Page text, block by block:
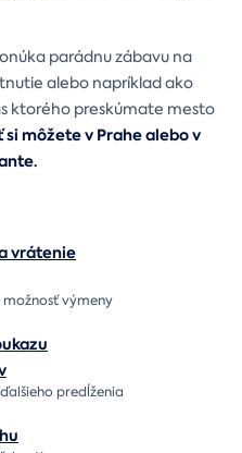
parádnu zábavu na
alebo napríklad ako
ktorého preskúmate mesto
si môžete v Prahe alebo v
vrátenie
výmeny
predĺženia